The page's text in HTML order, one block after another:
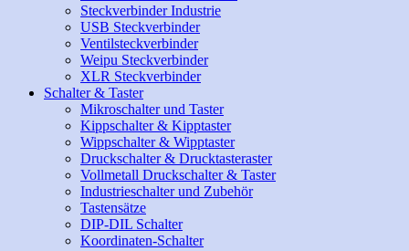
Steckverbinder Industrie
USB Steckverbinder
Ventilsteckverbinder
Weipu Steckverbinder
XLR Steckverbinder
Schalter & Taster
Mikroschalter und Taster
Kippschalter & Kipptaster
Wippschalter & Wipptaster
Druckschalter & Drucktasteraster
Vollmetall Druckschalter & Taster
Industrieschalter und Zubehör
Tastensätze
DIP-DIL Schalter
Koordinaten-Schalter